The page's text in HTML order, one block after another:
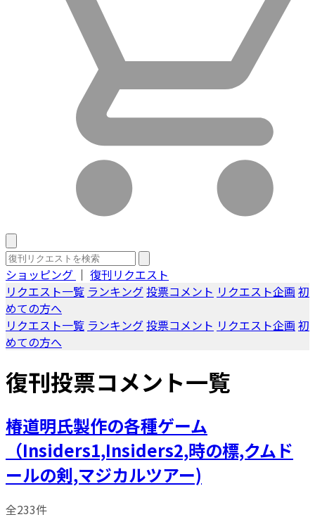
ショッピング ｜ 復刊リクエスト
リクエスト一覧 ランキング投票コメント リクエスト企画 初
めての方へ
リクエスト一覧 ランキング投票コメント リクエスト企画 初
めての方へ
復刊投票コメント一覧
椿道明氏製作の各種ゲーム
（Insiders1,Insiders2,時の標,クムド
ールの剣,マジカルツアー)
全233件